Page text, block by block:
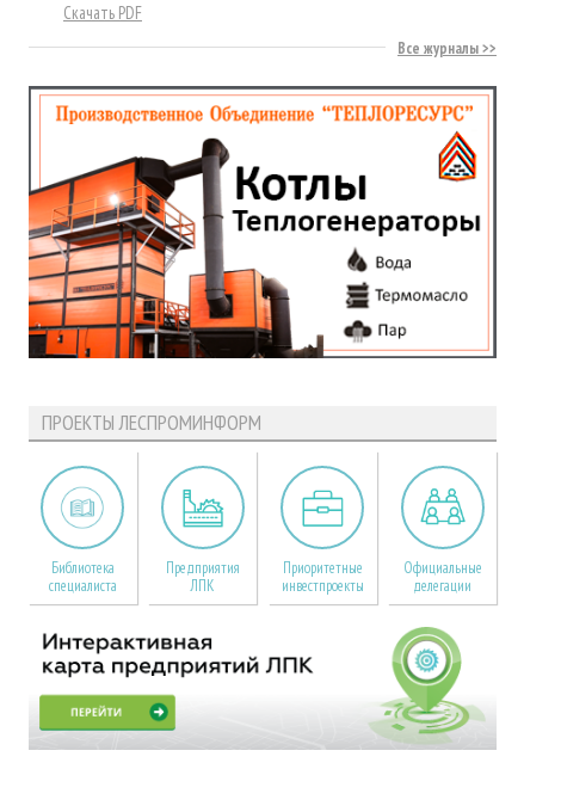
Скачать PDF
Все журналы
ПРОЕКТЫ ЛЕСПРОМИНФОРМ
Библиотека
специалиста
Предприятия
ЛПК
Приоритетные
инвестпроекты
Официальные
делегации